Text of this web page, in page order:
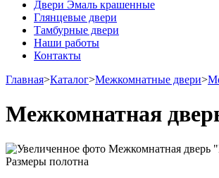
Двери Эмаль крашенные
Глянцевые двери
Тамбурные двери
Наши работы
Контакты
Главная>Каталог>Межкомнатные двери>
Межкомнатная
Размеры полотна